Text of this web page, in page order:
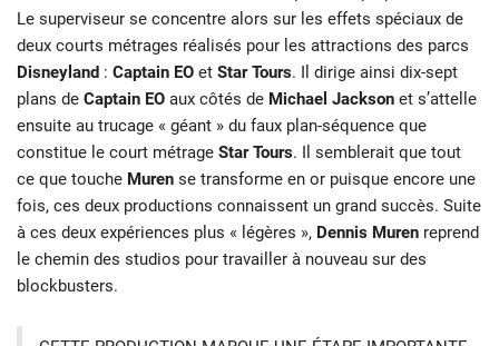
Le superviseur se concentre alors sur les effets spéciaux de
deux courts métrages réalisés pour les attractions des parcs
Disneyland : Captain EO et Star Tours. Il dirige ainsi dix-sept
plans de Captain EO aux côtés de Michael Jackson et s’attelle
ensuite au trucage « géant » du faux plan-séquence que
constitue le court métrage Star Tours. Il semblerait que tout
ce que touche Muren se transforme en or puisque encore une
fois, ces deux productions connaissent un grand succès. Suite
à ces deux expériences plus « légères », Dennis Muren reprend
le chemin des studios pour travailler à nouveau sur des
blockbusters.